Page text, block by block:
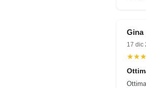
Gina
17 dic